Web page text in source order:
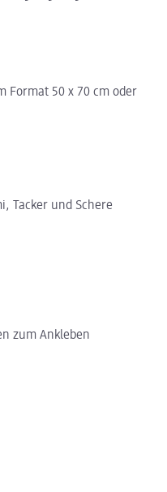
Format 50 x 70 cm oder
Tacker und Schere
zum Ankleben